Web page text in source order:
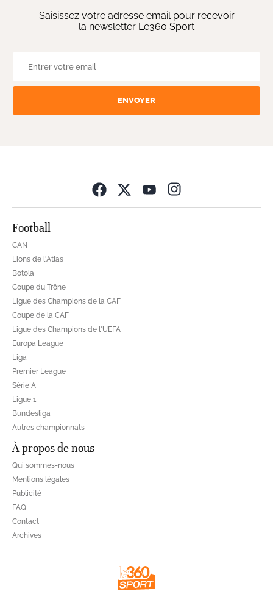
Saisissez votre adresse email pour recevoir
la newsletter Le360 Sport
ENVOYER
Football
CAN
Lions de l'Atlas
Botola
Coupe du Trône
Ligue des Champions de la CAF
Coupe de la CAF
Ligue des Champions de l'UEFA
Europa League
Liga
Premier League
Série A
Ligue 1
Bundesliga
Autres championnats
À propos de nous
Qui sommes-nous
Mentions légales
Publicité
FAQ
Contact
Archives